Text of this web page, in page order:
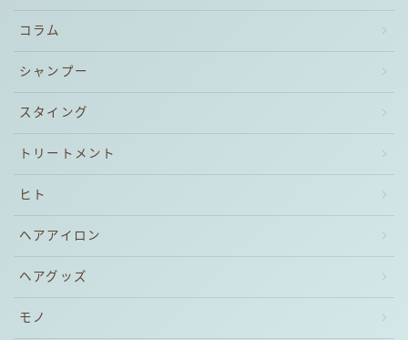
コラム
シャンプー
スタイング
トリートメント
ヒト
ヘアアイロン
ヘアグッズ
モノ